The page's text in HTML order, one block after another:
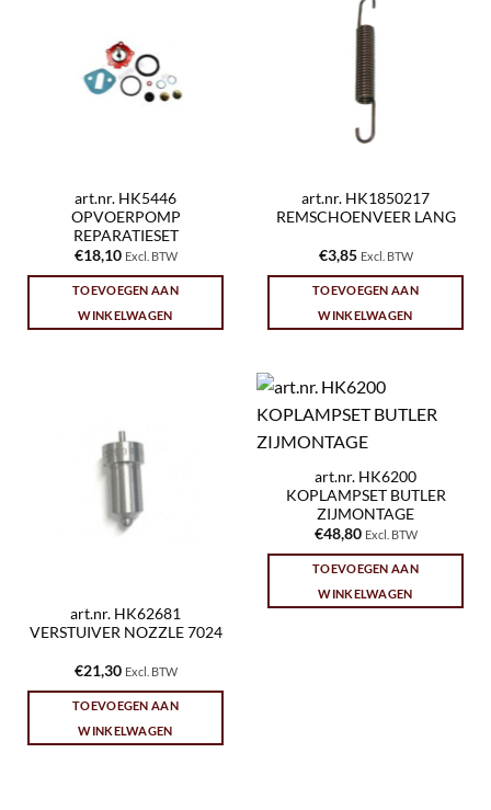
art.nr. HK5446
OPVOERPOMP
REPARATIESET
€18,10 Excl. BTW
TOEVOEGEN AAN
WINKELWAGEN
art.nr. HK1850217
REMSCHOENVEER LANG
€3,85 Excl. BTW
TOEVOEGEN AAN
WINKELWAGEN
art.nr. HK62681
VERSTUIVER NOZZLE 7024
€21,30 Excl. BTW
TOEVOEGEN AAN
WINKELWAGEN
art.nr. HK6200
KOPLAMPSET BUTLER
ZIJMONTAGE
€48,80 Excl. BTW
TOEVOEGEN AAN
WINKELWAGEN